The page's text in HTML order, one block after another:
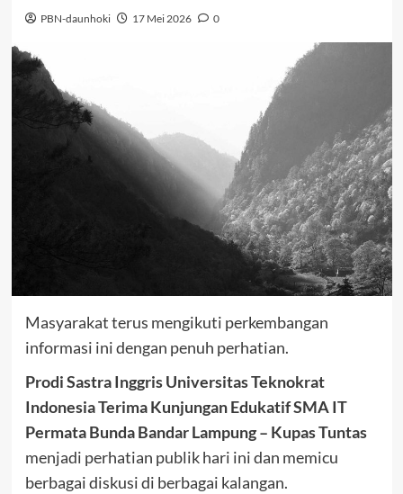
PBN-daunhoki 17 Mei 2026 0
Masyarakat terus mengikuti perkembangan
informasi ini dengan penuh perhatian.
Prodi Sastra Inggris Universitas Teknokrat
Indonesia Terima Kunjungan Edukatif SMA IT
Permata Bunda Bandar Lampung – Kupas Tuntas
menjadi perhatian publik hari ini dan memicu
berbagai diskusi di berbagai kalangan.